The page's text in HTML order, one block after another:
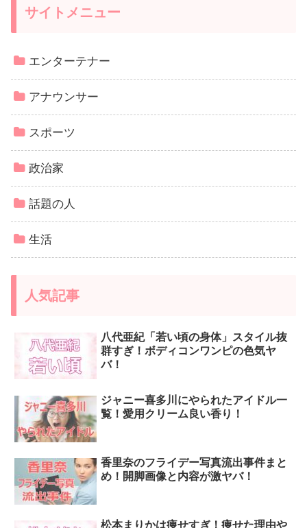
サイトメニュー
エンターテナー
アナウンサー
スポーツ
政治家
話題の人
生活
人気記事
八代亜紀「若い頃の身体」スタイル抜
群すぎ！ボディコンワンピの色気ヤ
バ！
ジャニー喜多川にやられたアイドル一
覧！愛用クリーム良い香り！
香里奈のフライデー写真流出事件まと
め！開脚画像と内容が激ヤバ！
松本まりかは痩せすぎ！痩せた理由や